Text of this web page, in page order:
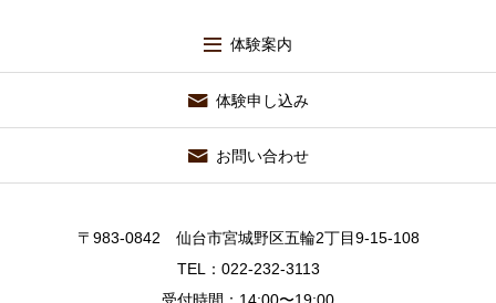
体験案内
体験申し込み
お問い合わせ
〒983-0842 仙台市宮城野区五輪2丁目9-15-108
TEL：022-232-3113